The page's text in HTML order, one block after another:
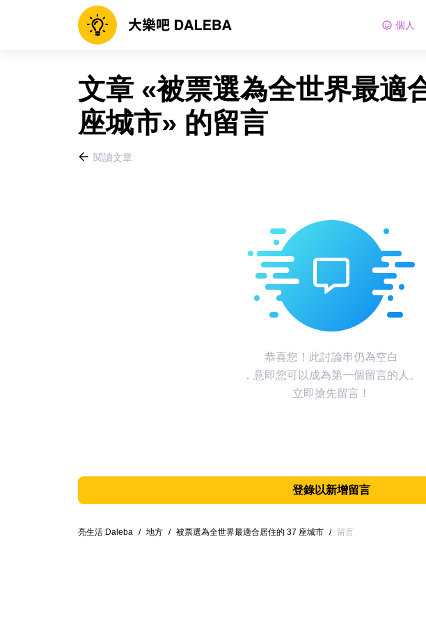
個人
文章 «被票選為全世界最適
座城市» 的留言
閱讀文章
恭喜您！此討論串仍為空白
，意即您可以成為第一個留言的人。
立即搶先留言！
登錄以新增留言
亮生活 Daleba / 地方 / 被票選為全世界最適合居住的 37 座城市 / 留言